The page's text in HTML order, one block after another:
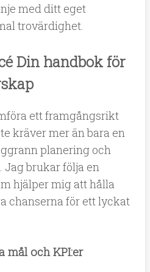
med ditt eget
trovärdighet.
Din handbok för
ett framgångsrikt
kräver mer än bara en
planering och
brukar följa en
hjälper mig att hålla
chanserna för ett lyckat
mål och KPI:er